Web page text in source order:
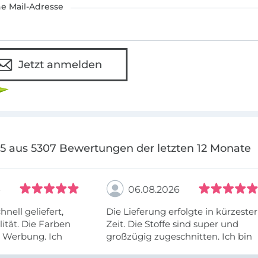
Mail-Adresse
Jetzt anmelden
aus 5307 Bewertungen der letzten 12 Monate
geliefert,
Die Farben
Ich
06.08.2026
Die Lieferung erfolgte in kürzester
Zeit. Die Stoffe sind super und
großzügig zugeschnitten. Ich bin